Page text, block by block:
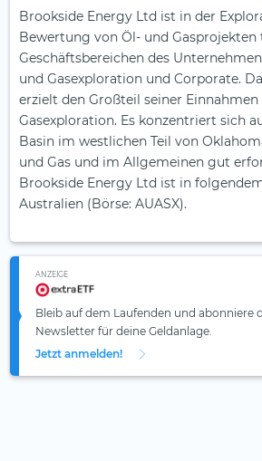
Brookside Energy Ltd ist in der
Bewertung von Öl- und Gasprojekten
Geschäftsbereichen des
und Gasexploration und Corporate.
erzielt den Großteil seiner Einnahmen
Gasexploration. Es konzentriert sich
Basin im westlichen Teil von
und Gas und im Allgemeinen gut
Brookside Energy Ltd ist in
Australien (Börse: AUASX).
ANZEIGE
Bleib auf dem Laufenden und abonniere
Newsletter für deine Geldanlage.
Jetzt anmelden!